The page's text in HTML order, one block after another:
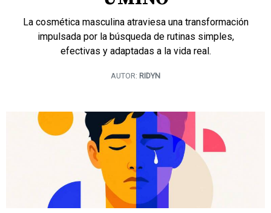
La cosmética masculina atraviesa una transformación
impulsada por la búsqueda de rutinas simples,
efectivas y adaptadas a la vida real.
AUTOR: RIDYN